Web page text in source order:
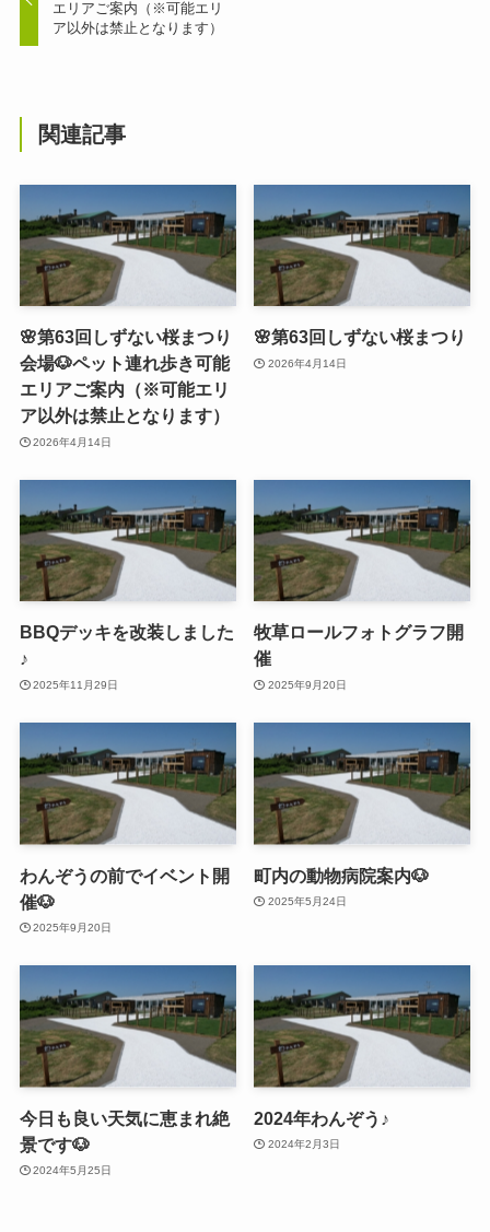
エリアご案内（※可能エリ
ア以外は禁止となります）
関連記事
🌸第63回しずない桜まつり
会場🐶ペット連れ歩き可能
エリアご案内（※可能エリ
ア以外は禁止となります）
2026年4月14日
🌸第63回しずない桜まつり
2026年4月14日
BBQデッキを改装しました
♪
2025年11月29日
牧草ロールフォトグラフ開
催
2025年9月20日
わんぞうの前でイベント開
催🐶
2025年9月20日
町内の動物病院案内🐶
2025年5月24日
今日も良い天気に恵まれ絶
景です🐶
2024年5月25日
2024年わんぞう♪
2024年2月3日